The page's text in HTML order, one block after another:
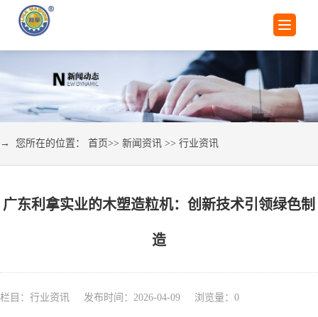
→ 您所在的位置： 首页>> 新闻资讯 >> 行业资讯
广东利拿实业的木塑造粒机：创新技术引领绿色制
造
栏目：行业资讯 发布时间：2026-04-09 浏览量： 0